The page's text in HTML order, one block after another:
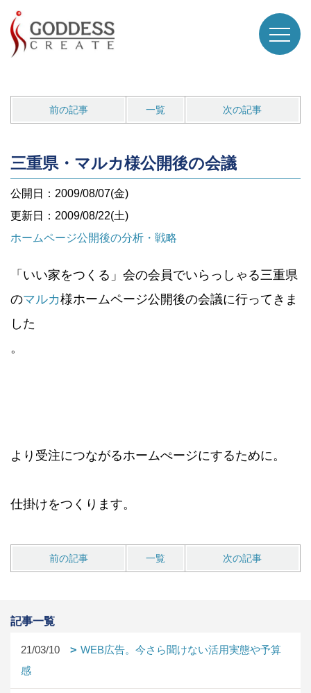
前の記事 一覧 次の記事
三重県・マルカ様公開後の会議
公開日：2009/08/07(金)
更新日：2009/08/22(土)
ホームページ公開後の分析・戦略
「いい家をつくる」会の会員でいらっしゃる三重県
のマルカ様ホームページ公開後の会議に行ってきま
した
。
より受注につながるホームぺージにするために。
仕掛けをつくります。
前の記事 一覧 次の記事
記事一覧
21/03/10
WEB広告。今さら聞けない活用実態や予算
感